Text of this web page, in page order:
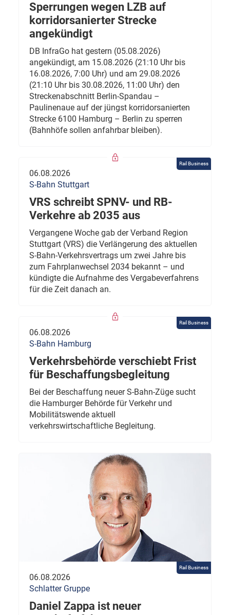
Sperrungen wegen LZB auf
korridorsanierter Strecke
angekündigt
DB InfraGo hat gestern (05.08.2026)
angekündigt, am 15.08.2026 (21:10 Uhr bis
16.08.2026, 7:00 Uhr) und am 29.08.2026
(21:10 Uhr bis 30.08.2026, 11:00 Uhr) den
Streckenabschnitt Berlin-Spandau –
Paulinenaue auf der jüngst korridorsanierten
Strecke 6100 Hamburg – Berlin zu sperren
(Bahnhöfe sollen anfahrbar bleiben).
Rail Business
06.08.2026
S-Bahn Stuttgart
VRS schreibt SPNV- und RB-
Verkehre ab 2035 aus
Vergangene Woche gab der Verband Region
Stuttgart (VRS) die Verlängerung des aktuellen
S-Bahn-Verkehrsvertrags um zwei Jahre bis
zum Fahrplanwechsel 2034 bekannt – und
kündigte die Aufnahme des Vergabeverfahrens
für die Zeit danach an.
Rail Business
06.08.2026
S-Bahn Hamburg
Verkehrsbehörde verschiebt Frist
für Beschaffungsbegleitung
Bei der Beschaffung neuer S-Bahn-Züge sucht
die Hamburger Behörde für Verkehr und
Mobilitätswende aktuell
verkehrswirtschaftliche Begleitung.
Rail Business
06.08.2026
Schlatter Gruppe
Daniel Zappa ist neuer